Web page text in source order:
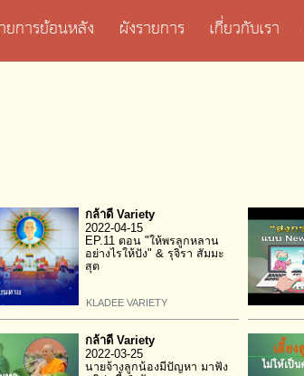
ยการย้อนหลัง ผังรายการ เกี่ยวกับเรา
กล้าดี Variety
2022-04-15
EP.11 ตอน "ให้พรลูกหลาน
อย่างไรให้ปัง" & รุจิรา สัมมะ
สุต
KLADEE VARIETY
กล้าดี Variety
2022-03-25
นายจ้างลูกน้องมีปัญหา มาฟัง